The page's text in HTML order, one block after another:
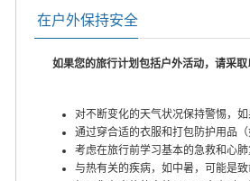
在户外保持安全
如果您的旅行计划包括户外活动，请采
对不断变化的天气状况保持警惕，
通过穿合适的衣服和打包防护用品
考虑在旅行前学习基本的急救和心
与热有关的疾病，如中暑，可能是